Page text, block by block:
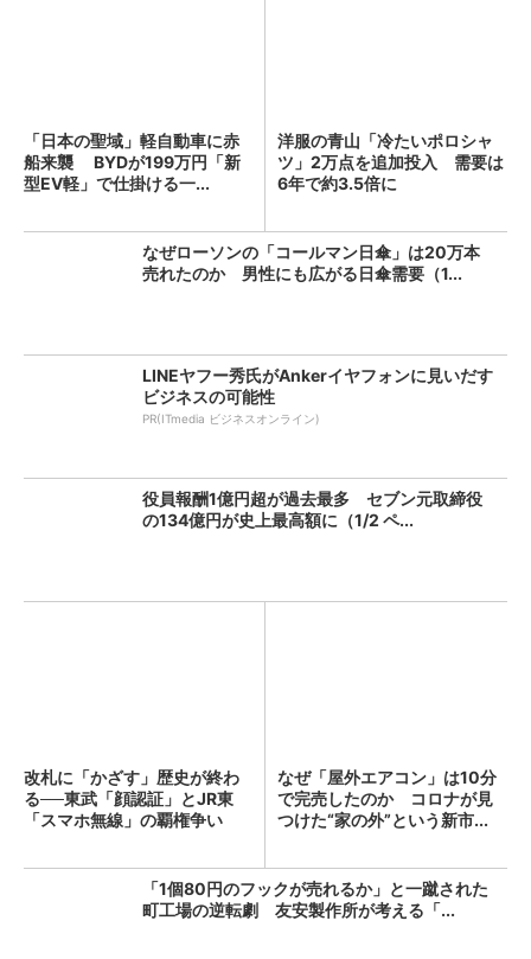
「日本の聖域」軽自動車に赤
船来襲 BYDが199万円「新
型EV軽」で仕掛ける一...
洋服の青山「冷たいポロシャ
ツ」2万点を追加投入 需要は
6年で約3.5倍に
なぜローソンの「コールマン日傘」は20万本
売れたのか 男性にも広がる日傘需要（1...
LINEヤフー秀氏がAnkerイヤフォンに見いだす
ビジネスの可能性
PR(ITmedia ビジネスオンライン)
役員報酬1億円超が過去最多 セブン元取締役
の134億円が史上最高額に（1/2 ペ...
改札に「かざす」歴史が終わ
る──東武「顔認証」とJR東
「スマホ無線」の覇権争い
なぜ「屋外エアコン」は10分
で完売したのか コロナが見
つけた“家の外”という新市...
「1個80円のフックが売れるか」と一蹴された
町工場の逆転劇 友安製作所が考える「...